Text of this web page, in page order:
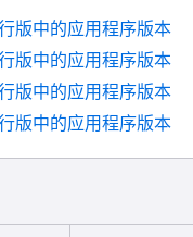
版中的应用程序版本
版中的应用程序版本
版中的应用程序版本
版中的应用程序版本